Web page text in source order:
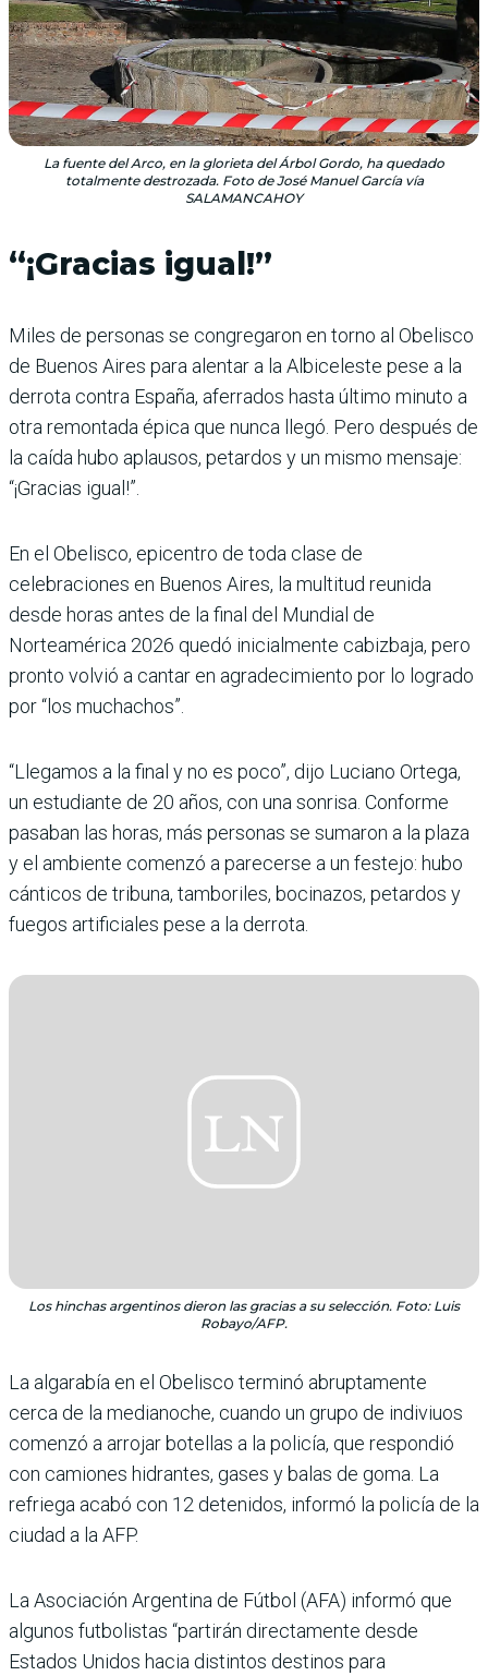
La fuente del Arco, en la glorieta del Árbol Gordo, ha quedado
totalmente destrozada. Foto de José Manuel García vía
SALAMANCAHOY
“¡Gracias igual!”
Miles de personas se congregaron en torno al Obelisco
de Buenos Aires para alentar a la Albiceleste pese a la
derrota contra España, aferrados hasta último minuto a
otra remontada épica que nunca llegó. Pero después de
la caída hubo aplausos, petardos y un mismo mensaje:
“¡Gracias igual!”.
En el Obelisco, epicentro de toda clase de
celebraciones en Buenos Aires, la multitud reunida
desde horas antes de la final del Mundial de
Norteamérica 2026 quedó inicialmente cabizbaja, pero
pronto volvió a cantar en agradecimiento por lo logrado
por “los muchachos”.
“Llegamos a la final y no es poco”, dijo Luciano Ortega,
un estudiante de 20 años, con una sonrisa. Conforme
pasaban las horas, más personas se sumaron a la plaza
y el ambiente comenzó a parecerse a un festejo: hubo
cánticos de tribuna, tamboriles, bocinazos, petardos y
fuegos artificiales pese a la derrota.
Los hinchas argentinos dieron las gracias a su selección. Foto: Luis
Robayo/AFP.
La algarabía en el Obelisco terminó abruptamente
cerca de la medianoche, cuando un grupo de indiviuos
comenzó a arrojar botellas a la policía, que respondió
con camiones hidrantes, gases y balas de goma. La
refriega acabó con 12 detenidos, informó la policía de la
ciudad a la AFP.
La Asociación Argentina de Fútbol (AFA) informó que
algunos futbolistas “partirán directamente desde
Estados Unidos hacia distintos destinos para